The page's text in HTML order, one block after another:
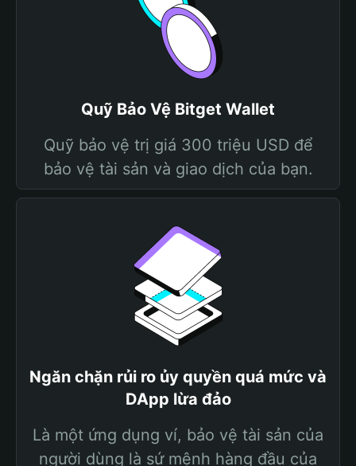
Quỹ Bảo Vệ Bitget Wallet
Quỹ bảo vệ trị giá 300 triệu USD để
bảo vệ tài sản và giao dịch của bạn.
Ngăn chặn rủi ro ủy quyền quá mức và
DApp lừa đảo
Là một ứng dụng ví, bảo vệ tài sản của
người dùng là sứ mệnh hàng đầu của